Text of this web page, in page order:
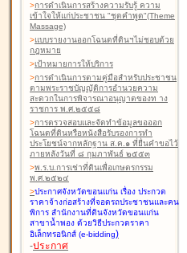
>การดำเนินการสร้างความรับรู้ ความ
เข้าใจให้แก่ประชาชน "ชุดคำพูด"(Theme
Massage)
>แบบรายงานออกโฉนดที่ดินฯไม่ชอบด้วย
กฎหมาย
>เป้าหมายการให้บริการ
>การดำเนินการตามคู่มือสำหรับประชาชน
ตามพระราชบัญญัติการอำนวยความ
สะดวกในการพิจารณาอนุญาตของท าง
ราชการ พ.ศ.๒๕๕๘
>การตรวจสอบและจัดทำข้อมูลขอออก
โฉนดที่ดินหรือหนังสือรับรองการทำ
ประโยชน์จากหลักฐาน ส.ค.๑ ที่ยื่นคำขอไว้
ภายหลังวันที่ ๘ กุมภาพันธ์ ๒๕๕๓
>พ.ร.บ.การเช่าที่ดินเพื่อเกษตรกรรม
พ.ศ.๒๕๒๔
>ประกาศจังหวัดขอนแก่น เรื่อง ประกวด
ราคาจ้างก่อสร้างที่จอดรถประชาชนและคน
พิการ สำนักงานที่ดินจังหวัดขอนแก่น
สาขาน้ำพอง ด้วยวิธีประกวดราคา
อิเล็กทรอนิกส์ (e-bidding)
-ประกาศ